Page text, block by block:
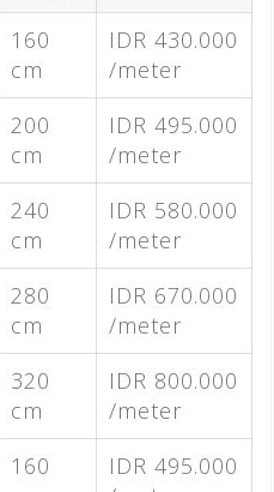
160
cm
IDR 430.000
/meter
200
cm
IDR 495.000
/meter
240
cm
IDR 580.000
/meter
280
cm
IDR 670.000
/meter
320
cm
IDR 800.000
/meter
160
IDR 495.000